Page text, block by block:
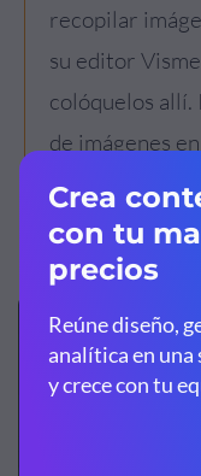
recopilar
su editor
colóquelos allí.
de imágenes
usar como